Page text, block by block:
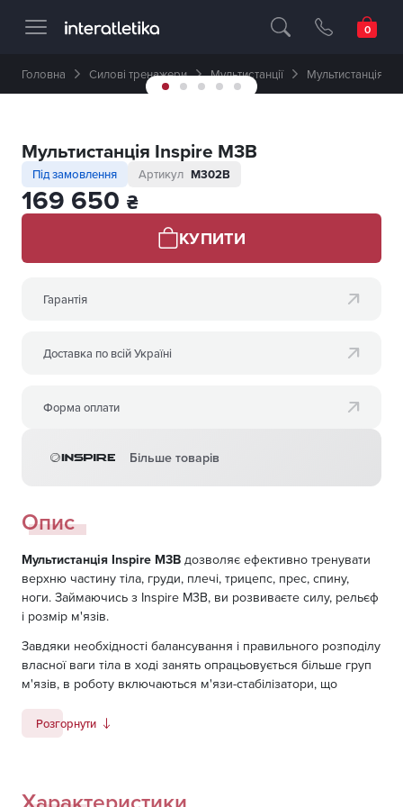
Професійне спортивне обладнання
Головна Силові тренажери Мультистанції Мультистанція
Мультистанція Inspire M3B
Під замовлення Артикул M302B
169 650 ₴
КУПИТИ
Гарантія
Доставка по всій Україні
Форма оплати
Більше товарів
Опис
Мультистанція Inspire M3B дозволяє ефективно тренувати
верхню частину тіла, груди, плечі, трицепс, прес, спину,
ноги. Займаючись з Inspire M3B, ви розвиваєте силу, рельєф
і розмір м'язів.
Завдяки необхідності балансування і правильного розподілу
власної ваги тіла в ході занять опрацьовується більше груп
м'язів, в роботу включаються м'язи-стабілізатори, що
У тренажері встановлений спеціальний розділений ручний
Розгорнути